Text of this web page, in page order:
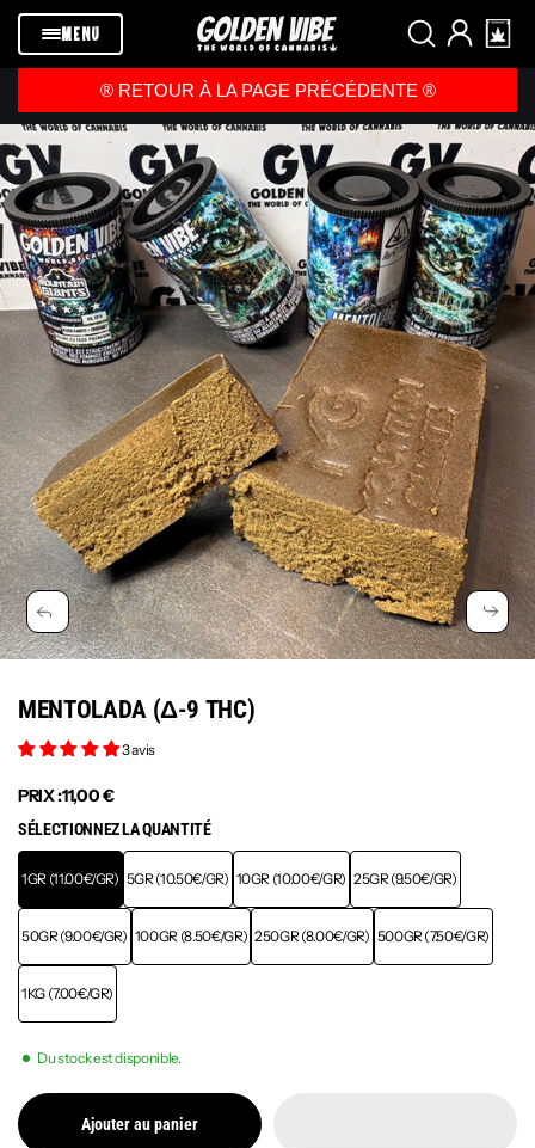
Passer au
contenuMENU
®️ RETOUR À LA PAGE PRÉCÉDENTE ®️
MENTOLADA (Δ-9 THC)
3 avis
PRIX :11,00 €
SÉLECTIONNEZ LA QUANTITÉ
1GR (11.00€/GR) 5GR (10.50€/GR) 10GR (10.00€/GR) 25GR (9.50€/GR)
50GR (9.00€/GR) 100GR (8.50€/GR) 250GR (8.00€/GR) 500GR (7.50€/GR)
1KG (7.00€/GR)
Du stock est disponible.
Ajouter au panier